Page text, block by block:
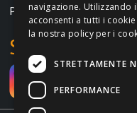
P.IVA IT02962690364
Social
navigazione. Utilizzando
acconsenti a tutti i
la nostra policy per i
STRETTAMENTE
PERFORMANCE